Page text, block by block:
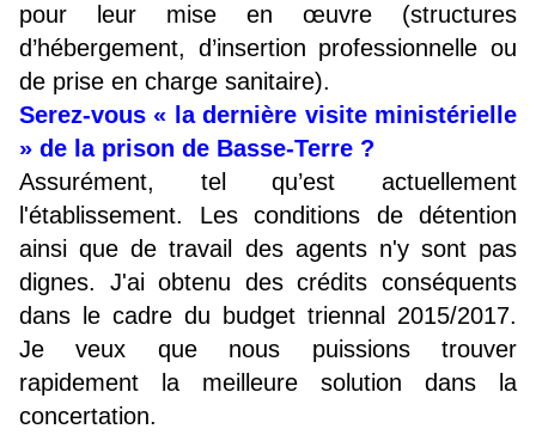
pour leur mise en œuvre (structures
d’hébergement, d’insertion professionnelle ou
de prise en charge sanitaire).
Serez-vous « la dernière visite ministérielle
» de la prison de Basse-Terre ?
Assurément, tel qu’est actuellement
l'établissement. Les conditions de détention
ainsi que de travail des agents n'y sont pas
dignes. J'ai obtenu des crédits conséquents
dans le cadre du budget triennal 2015/2017.
Je veux que nous puissions trouver
rapidement la meilleure solution dans la
concertation.